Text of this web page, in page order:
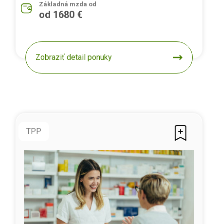
Základná mzda od
od 1680 €
Zobraziť detail ponuky
TPP